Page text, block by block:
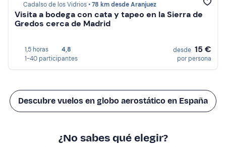
Cadalso de los Vidrios •78 km desde Aranjuez
Visita a bodega con cata y tapeo en la Sierra de
Gredos cerca de Madrid
1,5 horas
4,8
1-40 participantes
desde 15 €
por persona
Descubre vuelos en globo aerostático en España
¿No sabes qué elegir?